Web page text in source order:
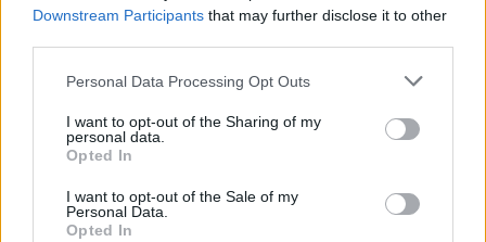
Downstream Participants that may further disclose it to other
Please note that this website/app uses one or more Google
not limited to your visit or usage behaviour. You may click to
grant or deny consent to Google and its third-party tags to
use your data for below specified purposes in below Google
consent section.
Personal Data Processing Opt Outs
I want to opt-out of the Sharing of my
personal data.
Opted In
I want to opt-out of the Sale of my
Personal Data.
Opted In
Guía para definir intereses y
competencias en carreras STEAM
Identifica tus intereses y competencias en datos, IA,…